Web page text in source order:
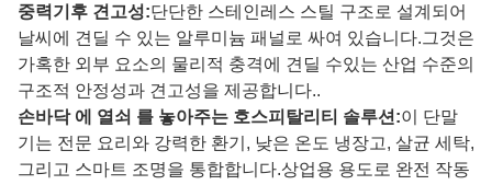
중력기후 견고성:단단한 스테인레스 스틸 구조로 설계되어
날씨에 견딜 수 있는 알루미늄 패널로 싸여 있습니다.그것은
가혹한 외부 요소의 물리적 충격에 견딜 수있는 산업 수준의
구조적 안정성과 견고성을 제공합니다..
손바닥 에 열쇠 를 놓아주는 호스피탈리티 솔루션:이 단말
기는 전문 요리와 강력한 환기, 낮은 온도 냉장고, 살균 세탁,
그리고 스마트 조명을 통합합니다.상업용 용도로 완전 작동